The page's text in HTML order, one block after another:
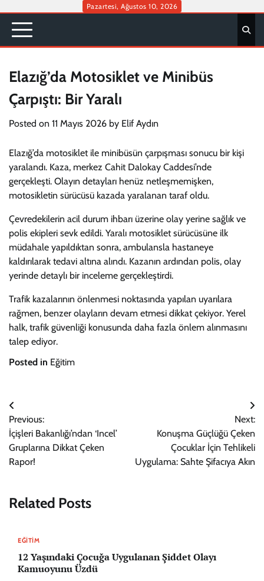
content
Pazartesi, Ağustos 10, 2026
Elazığ’da Motosiklet ve Minibüs
Çarpıştı: Bir Yaralı
Posted on 11 Mayıs 2026 by Elif Aydın
Elazığ’da motosiklet ile minibüsün çarpışması sonucu bir kişi
yaralandı. Kaza, merkez Cahit Dalokay Caddesi’nde
gerçekleşti. Olayın detayları henüz netleşmemişken,
motosikletin sürücüsü kazada yaralanan taraf oldu.
Çevredekilerin acil durum ihbarı üzerine olay yerine sağlık ve
polis ekipleri sevk edildi. Yaralı motosiklet sürücüsüne ilk
müdahale yapıldıktan sonra, ambulansla hastaneye
kaldırılarak tedavi altına alındı. Kazanın ardından polis, olay
yerinde detaylı bir inceleme gerçekleştirdi.
Trafik kazalarının önlenmesi noktasında yapılan uyarılara
rağmen, benzer olayların devam etmesi dikkat çekiyor. Yerel
halk, trafik güvenliği konusunda daha fazla önlem alınmasını
talep ediyor.
Posted in Eğitim
Yazı
gezinmesi
Previous:
İçişleri Bakanlığı’ndan ‘Incel’
Gruplarına Dikkat Çeken
Rapor!
Next:
Konuşma Güçlüğü Çeken
Çocuklar İçin Tehlikeli
Uygulama: Sahte Şifacıya Akın
Related Posts
EĞITIM
12 Yaşındaki Çocuğa Uygulanan Şiddet Olayı
Kamuoyunu Üzdü